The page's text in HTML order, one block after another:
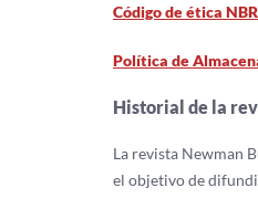
Código de ética NBR
Política de
Historial de la
La revista Newman
el objetivo de